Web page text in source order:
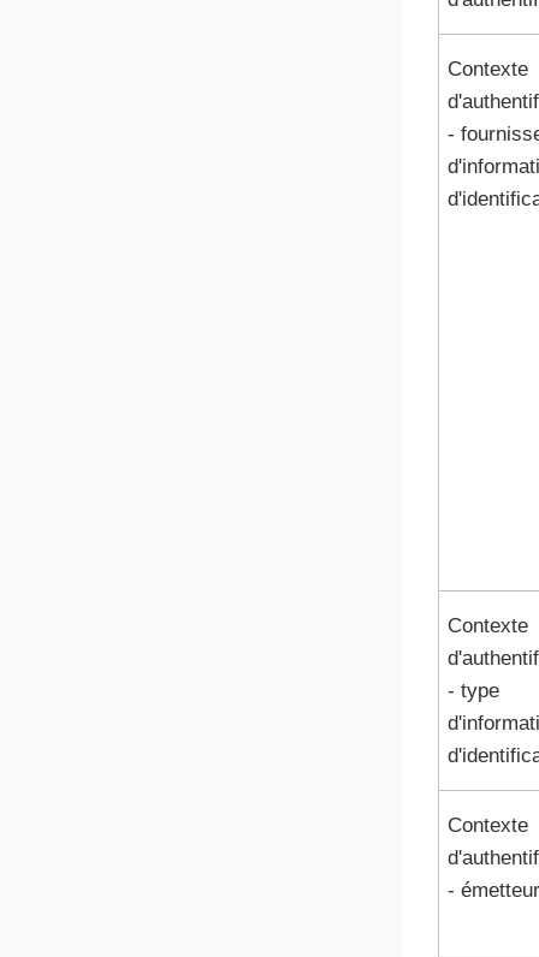
Contexte
-
Contexte
- type
Contexte
- émetteur